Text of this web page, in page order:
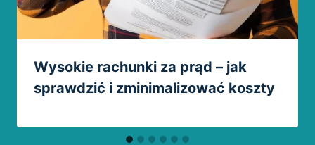
Wysokie rachunki za prąd – jak
sprawdzić i zminimalizować koszty